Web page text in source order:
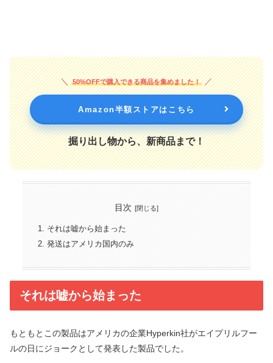
50%OFFで購入できる商品を集めました！
Amazon半額ストアはこちら
掘り出し物から、新商品まで！
目次
それは嘘から始まった
発送はアメリカ国内のみ
それは嘘から始まった
もともとこの製品はアメリカの企業Hyperkin社がエイプリルフー
ルの日にジョークとして発表した製品でした。